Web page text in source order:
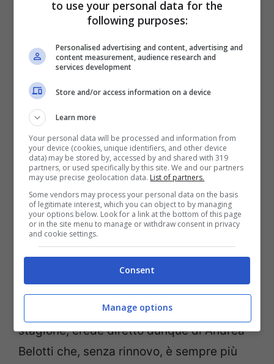
con il colpo Joao Pedro per i granata
corso della trasmissione Calciomercato –
L’Originale che Gianluca Di Marzio, esperto
di mercato e noto giornalista, fa sapere dei
contatti che ci saranno tra Torino e
calciatore, per trovare un accordo.
LEGGI ANCHE >>>Calciomercato Cagliari:
Joao Pedro torna in Serie A, ecco chi lo ha
Domani ci sarà un incontro proprio in
Piemonte per cercare di portare Joao
Pedro in maglia granata, nella prossima
stagione. L’italo-brasiliano arriverebbe per
affiancare poi Sanabria nella prossima
stagione, erede diretto dunque di Andrea
Belotti che, senza rinnovo, è sempre più
to use your personal data for the
following purposes:
Personalised advertising and content, advertising and
content measurement, audience research and
services development
Store and/or access information on a device
Learn more
Your personal data will be processed and information from
your device (cookies, unique identifiers, and other device
data) may be stored by, accessed by and shared with 319
partners, or used specifically by this site. We and our partners
may use precise geolocation data. List of partners.
Some vendors may process your personal data on the basis
of legitimate interest, which you can object to by managing
your options below. Look for a link at the bottom of this page
or in the site menu to manage or withdraw consent in privacy
and cookie settings.
Consent
Manage options